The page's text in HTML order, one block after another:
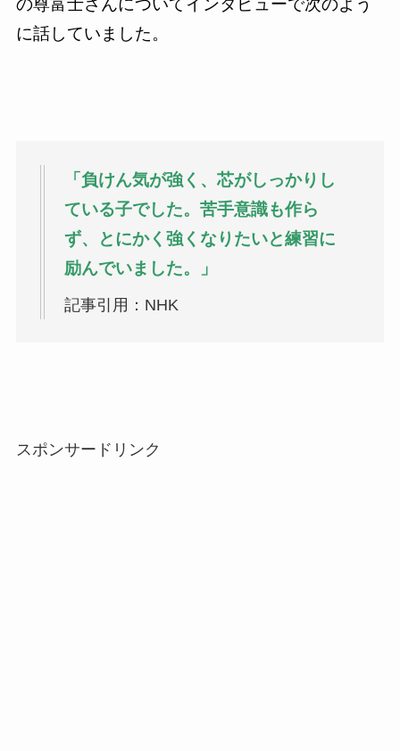
の尊富士さんについてインタビューで次のよう
に話していました。
「負けん気が強く、芯がしっかりし
ている子でした。苦手意識も作ら
ず、とにかく強くなりたいと練習に
励んでいました。」
記事引用：NHK
スポンサードリンク